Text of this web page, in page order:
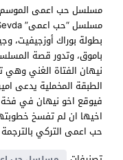
بطولة بوراك أوزجيفيت،
باموق، وتدور قصة
نيهان الفتاة الغني
الطبقة المخملية يدعى
فيوقع اخو نيهان في
حب اعمى التركي